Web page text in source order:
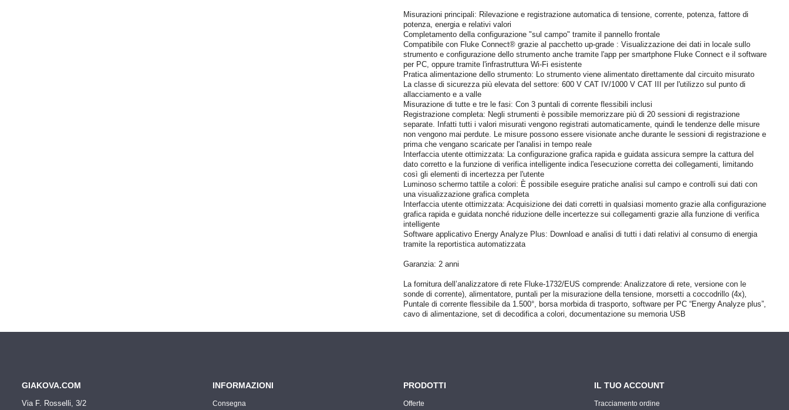
Misurazioni principali: Rilevazione e registrazione automatica di tensione, corrente, potenza, fattore di
potenza, energia e relativi valori
Completamento della configurazione "sul campo" tramite il pannello frontale
Compatibile con Fluke Connect® grazie al pacchetto up-grade : Visualizzazione dei dati in locale sullo
strumento e configurazione dello strumento anche tramite l'app per smartphone Fluke Connect e il software
per PC, oppure tramite l'infrastruttura Wi-Fi esistente
Pratica alimentazione dello strumento: Lo strumento viene alimentato direttamente dal circuito misurato
La classe di sicurezza più elevata del settore: 600 V CAT IV/1000 V CAT III per l'utilizzo sul punto di
allacciamento e a valle
Misurazione di tutte e tre le fasi: Con 3 puntali di corrente flessibili inclusi
Registrazione completa: Negli strumenti è possibile memorizzare più di 20 sessioni di registrazione
separate. Infatti tutti i valori misurati vengono registrati automaticamente, quindi le tendenze delle misure
non vengono mai perdute. Le misure possono essere visionate anche durante le sessioni di registrazione e
prima che vengano scaricate per l'analisi in tempo reale
Interfaccia utente ottimizzata: La configurazione grafica rapida e guidata assicura sempre la cattura del
dato corretto e la funzione di verifica intelligente indica l'esecuzione corretta dei collegamenti, limitando
così gli elementi di incertezza per l'utente
Luminoso schermo tattile a colori: È possibile eseguire pratiche analisi sul campo e controlli sui dati con
una visualizzazione grafica completa
Interfaccia utente ottimizzata: Acquisizione dei dati corretti in qualsiasi momento grazie alla configurazione
grafica rapida e guidata nonché riduzione delle incertezze sui collegamenti grazie alla funzione di verifica
intelligente
Software applicativo Energy Analyze Plus: Download e analisi di tutti i dati relativi al consumo di energia
tramite la reportistica automatizzata
Garanzia: 2 anni
La fornitura dell’analizzatore di rete Fluke-1732/EUS comprende: Analizzatore di rete, versione con le
sonde di corrente), alimentatore, puntali per la misurazione della tensione, morsetti a coccodrillo (4x),
Puntale di corrente flessibile da 1.500°, borsa morbida di trasporto, software per PC “Energy Analyze plus”,
cavo di alimentazione, set di decodifica a colori, documentazione su memoria USB
GIAKOVA.COM
Via F. Rosselli, 3/2
INFORMAZIONI
Consegna
PRODOTTI
Offerte
IL TUO ACCOUNT
Tracciamento ordine